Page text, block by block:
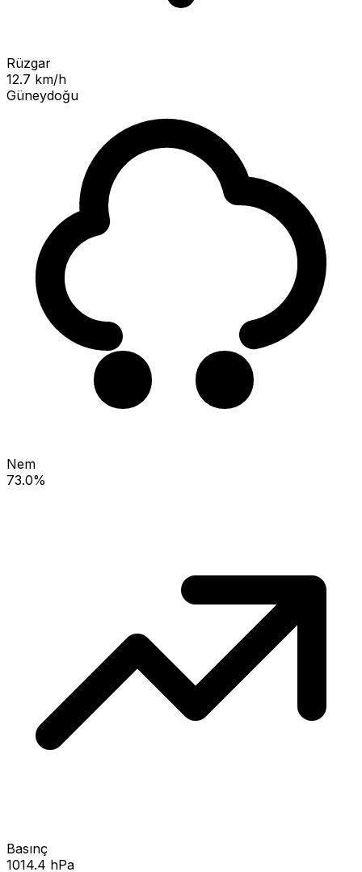
Rüzgar
12.7 km/h
Güneydoğu
Nem
73.0%
Basınç
1014.4 hPa